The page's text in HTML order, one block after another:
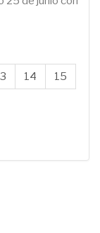
14
15